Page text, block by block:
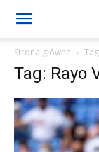
Strona główna
Tag: Rayo